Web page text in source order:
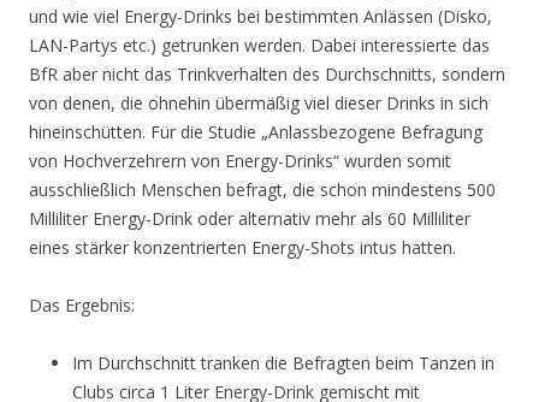
und wie viel Energy-Drinks bei bestimmten Anlässen (Disko,
LAN-Partys etc.) getrunken werden. Dabei interessierte das
BfR aber nicht das Trinkverhalten des Durchschnitts, sondern
von denen, die ohnehin übermäßig viel dieser Drinks in sich
hineinschütten. Für die Studie „Anlassbezogene Befragung
von Hochverzehrern von Energy-Drinks“ wurden somit
ausschließlich Menschen befragt, die schon mindestens 500
Milliliter Energy-Drink oder alternativ mehr als 60 Milliliter
eines stärker konzentrierten Energy-Shots intus hatten.
Das Ergebnis:
Im Durchschnitt tranken die Befragten beim Tanzen in
Clubs circa 1 Liter Energy-Drink gemischt mit